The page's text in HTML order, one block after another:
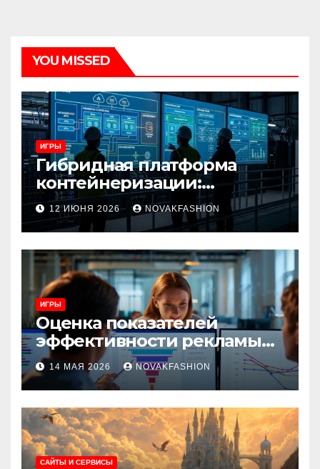
YOU MISSED
ИГРЫ
Гибридная платформа
контейнеризации:
архитектура, особенности
и сценарии использования
12 ИЮНЯ 2026 NOVAKFASHION
ИГРЫ
Оценка показателей
эффективности рекламы
при атрибуции
множественных точек
касания
14 МАЯ 2026 NOVAKFASHION
САЙТЫ И СЕРВИСЫ